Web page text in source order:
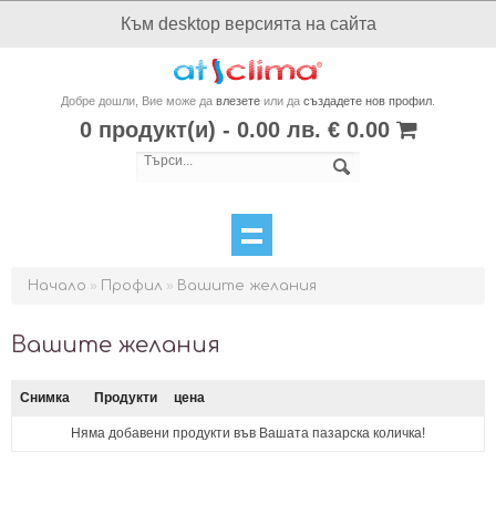
Добре дошли, Вие може да влезете или да създадете нов профил
0 продукт(и) - 0.00 лв. € 0.00
Начало » Профил » Вашите желания
Вашите желания
Снимка Продукти цена
Няма добавени продукти във Вашата пазарска количка!
Към desktop версията на сайта